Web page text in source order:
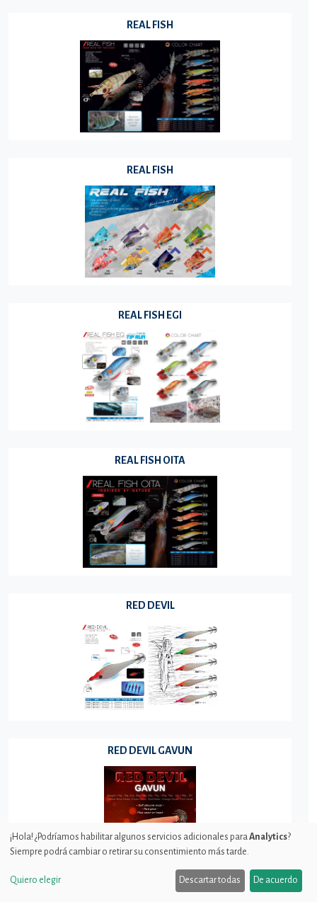
REAL FISH
REAL FISH
REAL FISH EGI
REAL FISH OITA
RED DEVIL
RED DEVIL GAVUN
¡Hola! ¿Podríamos habilitar algunos servicios adicionales paraAnalytics?
Siempre podrá cambiar o retirar su consentimiento más tarde.
Quiero elegir Descartar todas De acuerdo